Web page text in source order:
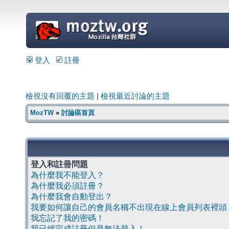
=
登入 註冊
檢視沒有回覆的主題 檢視最近討論的主題
MozTW» 討論區首頁
登入和註冊問題
為什麼我不能登入？
為什麼我必須註冊？
為什麼我會自動登出？
我要如何讓自己的會員名稱不出現在線上會員列表裡頭
我忘記了我的密碼！